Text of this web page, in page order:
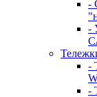
-
-
-
-